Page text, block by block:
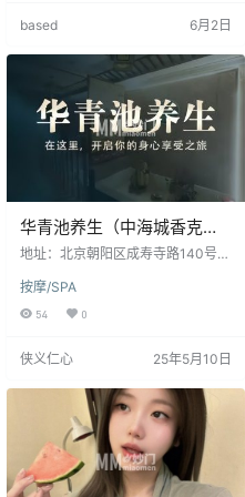
度很好，这里的猫咪都很漂亮和健
based 6月2日
华青池养生（中海城香克林
店）
地址：北京朝阳区成寿寺路140号院
0-88759373 18301222983 客服
QQ： 营业时间：周一至周日 11:00
-02:00 商家印象 ：华青池（中海城
理疗店，位于成寿寺路中海城社区
层，理疗操作间在二层三层，环境
干净整洁，设备齐全，技师操作手
法细腻熟练，是工作之余休闲放松
的不错选择。
按摩/SPA
54 0
侠义仁心 25年5月10日